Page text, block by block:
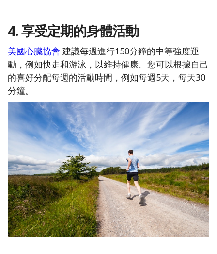
4. 享受定期的身體活動
美國心臟協會 建議每週進行150分鐘的中等強度運
動，例如快走和游泳，以維持健康。您可以根據自己
的喜好分配每週的活動時間，例如每週5天，每天30
分鐘。